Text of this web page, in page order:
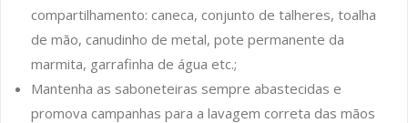
compartilhamento: caneca, conjunto de talheres, toalha
de mão, canudinho de metal, pote permanente da
marmita, garrafinha de água etc.;
Mantenha as saboneteiras sempre abastecidas e
promova campanhas para a lavagem correta das mãos